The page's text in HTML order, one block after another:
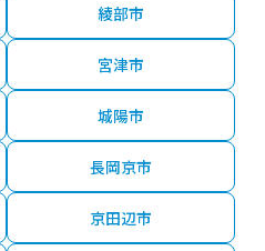
綾部市
宮津市
城陽市
長岡京市
京田辺市